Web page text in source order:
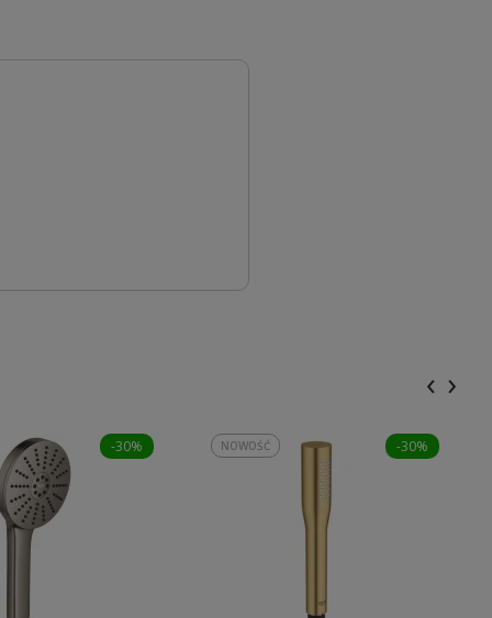
-30% -30%
NOWOŚĆ
‹ ›